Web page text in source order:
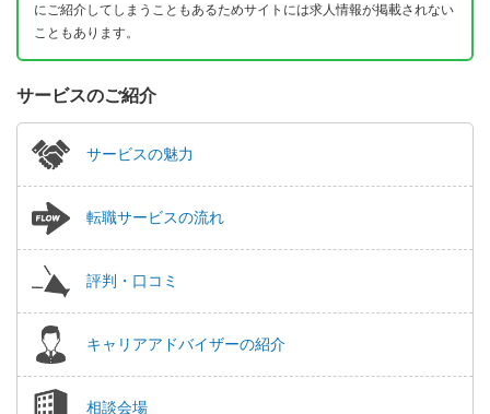
にご紹介してしまうこともあるためサイトには求人情報が掲載されない
こともあります。
サービスのご紹介
サービスの魅力
転職サービスの流れ
評判・口コミ
キャリアアドバイザーの紹介
相談会場